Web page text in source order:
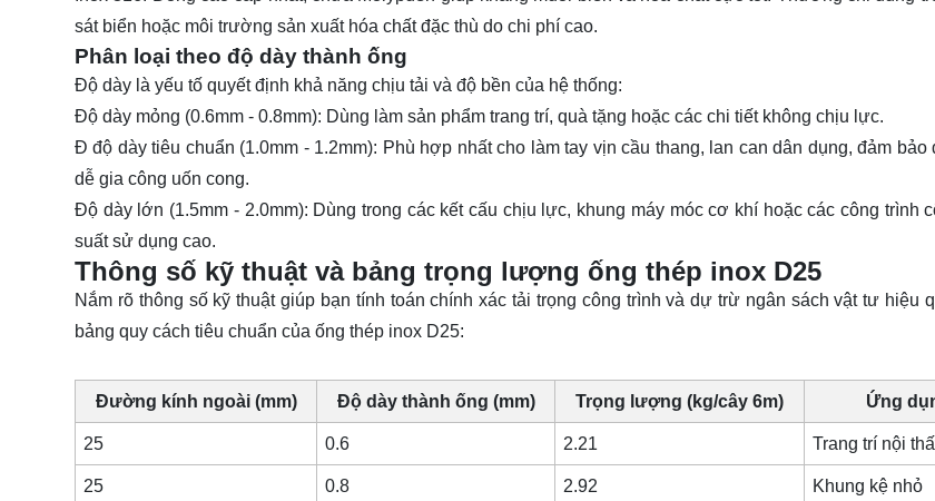
sát biển hoặc môi trường sản xuất hóa chất đặc thù do chi phí cao.
Phân loại theo độ dày thành ống
Độ dày là yếu tố quyết định khả năng chịu tải và độ bền của hệ thống:
Độ dày mỏng (0.6mm - 0.8mm): Dùng làm sản phẩm trang trí, quà tặng hoặc các chi tiết không chịu lực.
Đ độ dày tiêu chuẩn (1.0mm - 1.2mm): Phù hợp nhất cho làm tay vịn cầu thang, lan can dân dụng, đảm bảo
dễ gia công uốn cong.
Độ dày lớn (1.5mm - 2.0mm): Dùng trong các kết cấu chịu lực, khung máy móc cơ khí hoặc các công trình
suất sử dụng cao.
Thông số kỹ thuật và bảng trọng lượng ống thép inox D25
Nắm rõ thông số kỹ thuật giúp bạn tính toán chính xác tải trọng công trình và dự trừ ngân sách vật tư hiệu
bảng quy cách tiêu chuẩn của ống thép inox D25:
Đường kính ngoài (mm) Độ dày thành ống (mm) Trọng lượng (kg/cây 6m) Ứng
25 0.6 2.21 Trang trí nội
25 0.8 2.92 Khung kệ nhỏ